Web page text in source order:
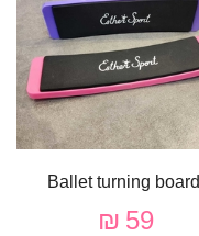
Ballet turning board
59 ₪